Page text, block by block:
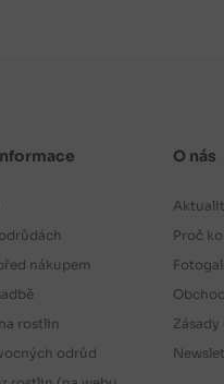
nákupem
rostlin
odrůd
O nás
Proč